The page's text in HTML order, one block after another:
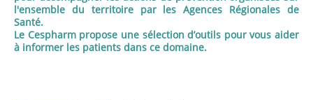
l'ensemble du territoire par les Agences Régionales de
Santé.
Le Cespharm propose une sélection d’outils pour vous aider
à informer les patients dans ce domaine.